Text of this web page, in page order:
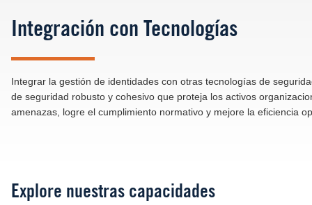
Integración con Tecnologías
Integrar la gestión de identidades con otras tecnologías de
de seguridad robusto y cohesivo que proteja los activos
amenazas, logre el cumplimiento normativo y mejore la eficiencia
Explore nuestras capacidades